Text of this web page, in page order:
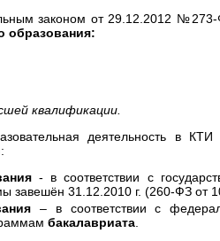
законом от 29.12.2012
образования:
квалификации.
деятельность в
- в соответствии с
завешён 31.12.2010 г. (260-ФЗ от
– в соответствии с
бакалавриата